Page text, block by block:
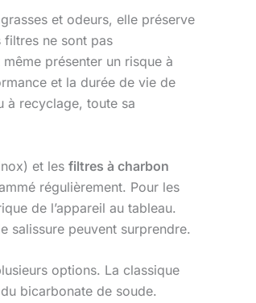
et odeurs, elle préserve
ne sont pas
présenter un risque à
et la durée de vie de
à recyclage, toute sa
et les filtres à charbon
régulièrement. Pour les
de l’appareil au tableau.
salissure peuvent surprendre.
options. La classique
bicarbonate de soude.